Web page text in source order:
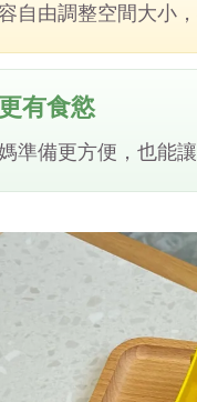
自由調整空間大小
有食慾
準備更方便，也能